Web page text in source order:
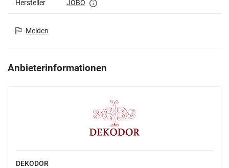
Hersteller JOBO
Melden
Anbieterinformationen
DEKODOR